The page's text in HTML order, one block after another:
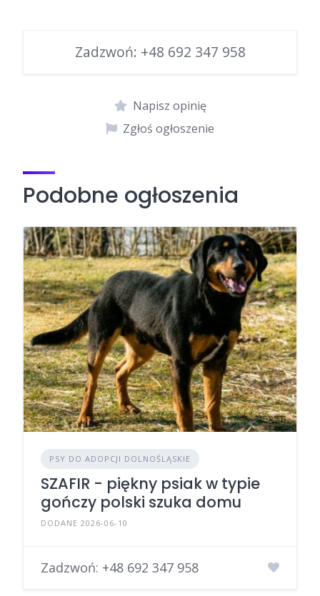
Zadzwoń: +48 692 347 958
Napisz opinię
Zgłoś ogłoszenie
Podobne ogłoszenia
PSY DO ADOPCJI DOLNOŚLĄSKIE
SZAFIR - piękny psiak w typie
gończy polski szuka domu
DODANE 2026-06-10
Zadzwoń: +48 692 347 958